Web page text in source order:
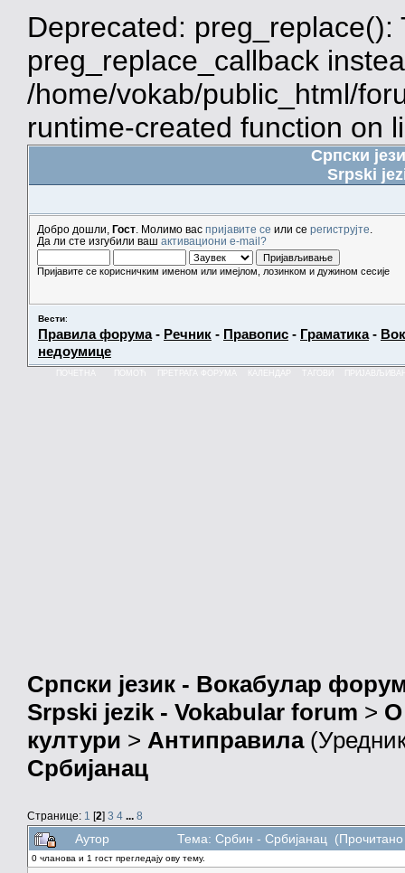
Deprecated:
preg_replace_callback
/home/vokab/public_html/
runtime-created function on
Српски
Srpski
Добро дошли, Гост . Молимо вас пријавите се или се региструјте
Да ли сте изгубили ваш активациони e-mail?
Пријавите се корисничким именом или имејлом, лозинком и дужином сесије
Вести:
Правила форума- Речник - Правопис - Граматика-
недоумице
КАЛЕНДАР
Српски језик - Вокабулар
Srpski jezik - Vokabular forum > О
култури > Антиправила
Србијанац
Странице: 1 [2] 3 4 ... 8
Аутор Тема: Србин - Србијанац (Прочитано
0 чланова и 1 гост прегледају ову тему.